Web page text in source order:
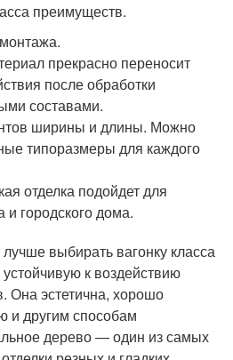
преимуществ.
прекрасно переносит
после обработки
составами.
ширины и длины. Можно
типоразмеры для каждого
отделка подойдет для
и городского дома.
выбирать вагонку класса
к воздействию
Она эстетична, хорошо
и другим способам
дерево — один из самых